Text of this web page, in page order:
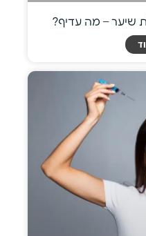
שיער – מה עדיף?